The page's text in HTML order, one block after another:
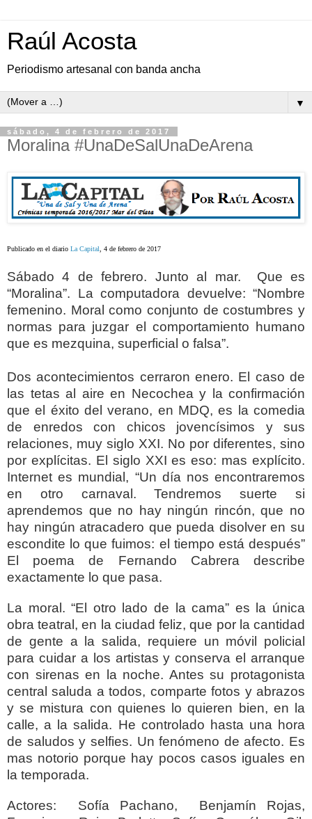
Raúl Acosta
Periodismo artesanal con banda ancha
▼
sábado, 4 de febrero de 2017
Moralina #UnaDeSalUnaDeArena
Publicado en el diario La Capital, 4 de febrero de 2017
Sábado 4 de febrero. Junto al mar.
Que es
“Moralina”. La computadora devuelve: “Nombre
femenino. Moral como conjunto de costumbres y
normas para juzgar el comportamiento humano
que es mezquina, superficial o falsa”.
Dos acontecimientos cerraron enero. El caso de
las tetas al aire en Necochea y la confirmación
que el éxito del verano, en MDQ, es la comedia
de enredos con chicos jovencísimos y sus
relaciones, muy siglo XXI. No por diferentes, sino
por explícitas. El siglo XXI es eso: mas explícito.
Internet es mundial, “Un día nos encontraremos
en otro carnaval. Tendremos suerte si
aprendemos que no hay ningún rincón,que no
hay ningún atracadero que pueda disolver en su
escondite lo que fuimos: el tiempo está después”
El poema de Fernando Cabrera describe
exactamente lo que pasa.
La moral. “El otro lado de la cama” es la única
obra teatral, en la ciudad feliz, que por la cantidad
de gente a la salida, requiere un móvil policial
para cuidar a los artistas y conserva el arranque
con sirenas en la noche. Antes su protagonista
central saluda a todos, comparte fotos y abrazos
y se mistura con quienes lo quieren bien, en la
calle, a la salida. He controlado hasta una hora
de saludos y selfies. Un fenómeno de afecto. Es
mas notorio porque hay pocos casos iguales en
la temporada.
Actores: Sofía Pachano, Benjamín Rojas,